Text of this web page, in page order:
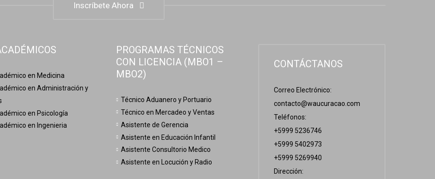
Inscríbete Ahora
en Medicina
en Administración y
en Psicología
en Ingenieria
PROGRAMAS TÉCNICOS
CON LICENCIA (MBO1 –
MBO2)
Técnico Aduanero y Portuario
Técnico en Mercadeo y Ventas
Asistente de Gerencia
Asistente en Educación Infantil
Asistente Consultorio Medico
Asistente en Locución y Radio
CONTÁCTANOS
Correo Electrónico:
contacto@waucuracao.com
Teléfonos:
+5999 5236746
+5999 5402973
+5999 5269940
Dirección: